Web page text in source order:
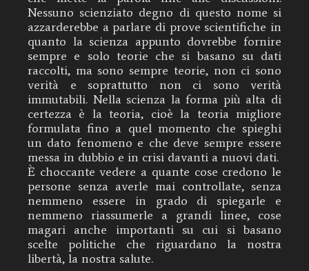
Nessuno scienziato degno di questo nome si
azzarderebbe a parlare di prove scientifiche in
quanto la scienza appunto dovrebbe fornire
sempre e solo teorie che si basano su dati
raccolti, ma sono sempre teorie, non ci sono
verità e soprattutto non ci sono verità
immutabili. Nella scienza la forma più alta di
certezza è la teoria, cioè la teoria migliore
formulata fino a quel momento che spieghi
un dato fenomeno e che deve sempre essere
messa in dubbio e in crisi davanti a nuovi dati.
È choccante vedere a quante cose credono le
persone senza averle mai controllate, senza
nemmeno essere in grado di spiegarle e
nemmeno riassumerle a grandi linee, cose
magari anche importanti su cui si basano
scelte politiche che riguardano la nostra
libertà, la nostra salute.